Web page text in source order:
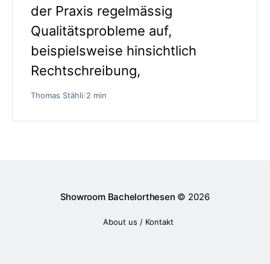
der Praxis regelmässig
Qualitätsprobleme auf,
beispielsweise hinsichtlich
Rechtschreibung,
Thomas Stähli/2 min
Showroom Bachelorthesen © 2026
About us / Kontakt